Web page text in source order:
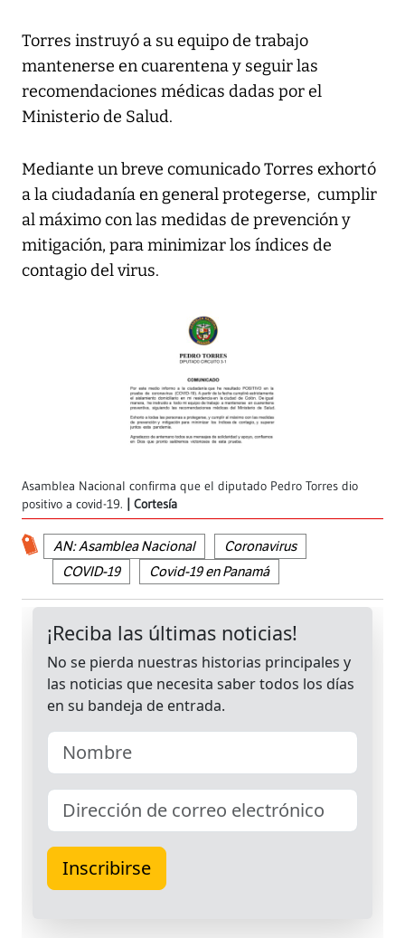
Torres instruyó a su equipo de trabajo
mantenerse en cuarentena y seguir las
recomendaciones médicas dadas por el
Ministerio de Salud.
Mediante un breve comunicado Torres exhortó
a la ciudadanía en general protegerse, cumplir
al máximo con las medidas de prevención y
mitigación, para minimizar los índices de
contagio del virus.
Asamblea Nacional confirma que el diputado Pedro Torres dio
positivo a covid-19.
Cortesía
AN: Asamblea Nacional
Coronavirus
COVID-19
Covid-19 en Panamá